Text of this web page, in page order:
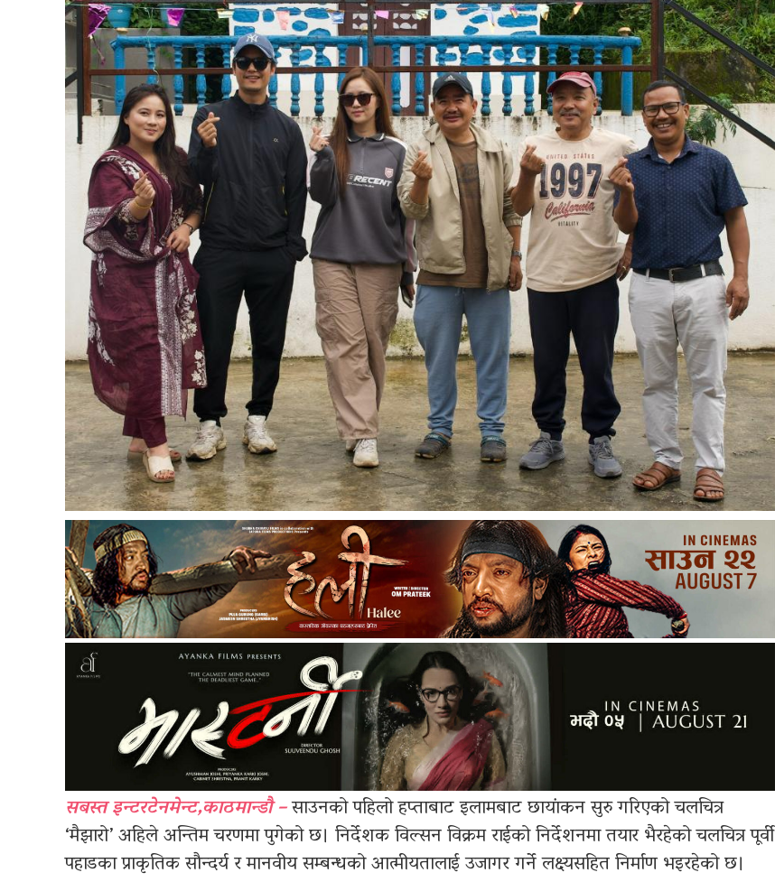
सबस्त इन्टरटेनमेन्ट,काठमान्डौ –साउनको पहिलो हप्ताबाट इलामबाट छायांकन सुरु गरिएको चलचित्र
‘मैझारो’ अहिले अन्तिम चरणमा पुगेको छ। निर्देशक विल्सन विक्रम राईको निर्देशनमा तयार भैरहेको चलचित्र पूर्वी
पहाडका प्राकृतिक सौन्दर्य र मानवीय सम्बन्धको आत्मीयतालाई उजागर गर्ने लक्ष्यसहित निर्माण भइरहेको छ।